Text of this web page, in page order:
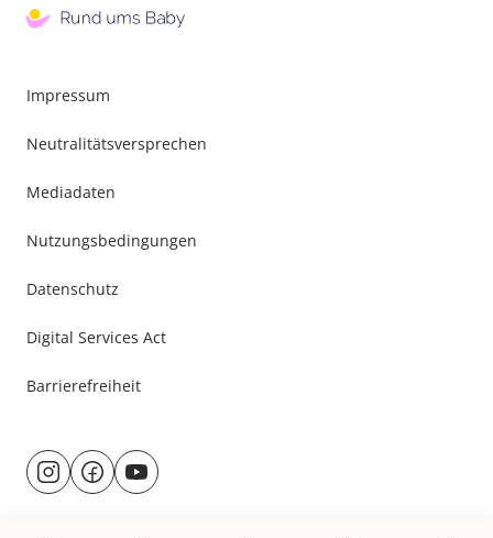
Impressum
Neutralitätsversprechen
Mediadaten
Nutzungsbedingungen
Datenschutz
Digital Services Act
Barrierefreiheit
Besuche
uns@rund.ums.baby
facebook.com/rundumsbaby.de
youtube.com/@rundumsbaby_